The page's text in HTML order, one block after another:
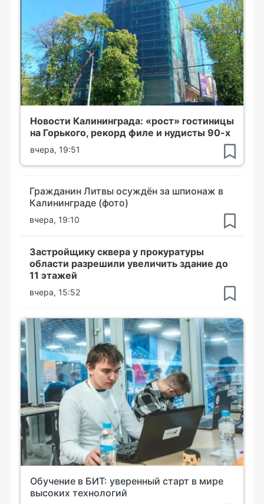
Новости Калининграда: «рост» гостиницы
на Горького, рекорд филе и нудисты 90-х
вчера, 19:51
Гражданин Литвы осуждён за шпионаж в
Калининграде (фото)
вчера, 19:10
Застройщику сквера у прокуратуры
области разрешили увеличить здание до
11 этажей
вчера, 15:52
Обучение в БИТ: уверенный старт в мире
высоких технологий